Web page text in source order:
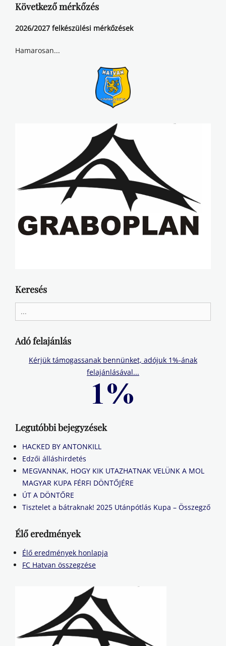
Következő mérkőzés
2026/2027 felkészülési mérkőzések
Hamarosan...
Keresés
for:
Adó felajánlás
Kérjük támogassanak bennünket, adójuk 1%-ának
felajánlásával...
Legutóbbi bejegyzések
HACKED BY ANTONKILL
Edzői álláshirdetés
MEGVANNAK, HOGY KIK UTAZHATNAK VELÜNK A MOL
MAGYAR KUPA FÉRFI DÖNTŐJÉRE
ÚT A DÖNTŐRE
Tisztelet a bátraknak! 2025 Utánpótlás Kupa – Összegző
Élő eredmények
Élő eredmények honlapja
FC Hatvan összegzése